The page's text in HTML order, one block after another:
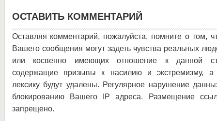
ОСТАВИТЬ КОММЕНТАРИЙ
Оставляя комментарий, пожалуйста, помните о том,
Вашего сообщения могут задеть чувства реальных
или косвенно имеющих отношение к данной
содержащие призывы к насилию и экстремизму, а
лексику будут удалены. Регулярное нарушение
блокированию Вашего IP адреса. Размещение
запрещено.